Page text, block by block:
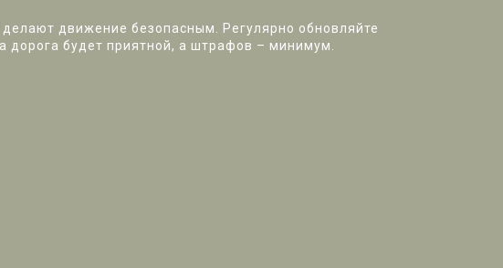
движение безопасным. Регулярно обновляйте
дорога будет приятной, а штрафов – минимум.